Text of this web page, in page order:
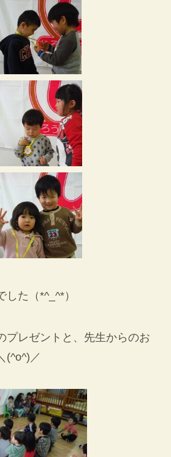
た（*^_^*）
プレゼントと、先生からのお
(^o^)／